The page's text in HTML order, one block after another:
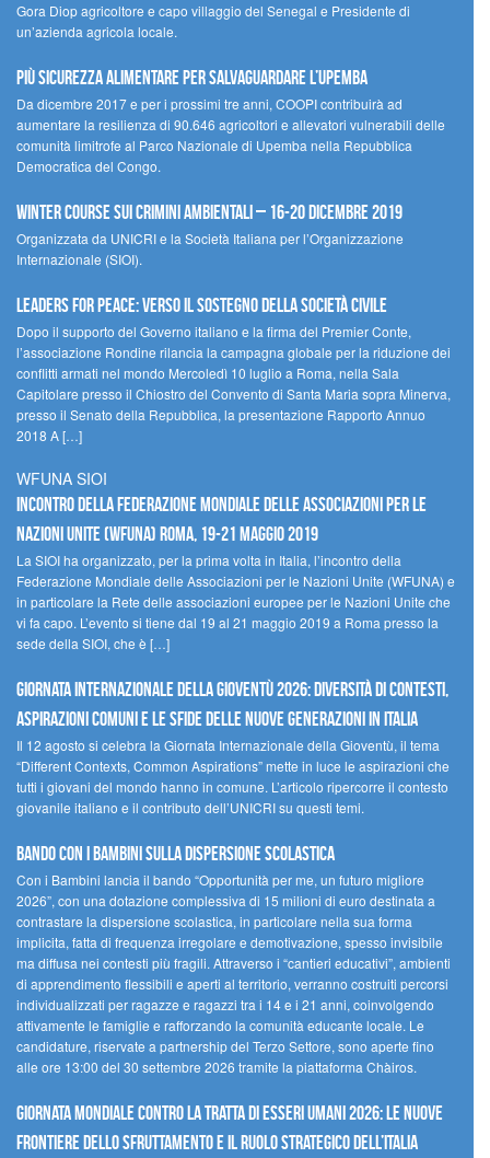
Gora Diop agricoltore e capo villaggio del Senegal e Presidente di
un’azienda agricola locale.
Più sicurezza alimentare per salvaguardare l’Upemba
Da dicembre 2017 e per i prossimi tre anni, COOPI contribuirà ad
aumentare la resilienza di 90.646 agricoltori e allevatori vulnerabili delle
comunità limitrofe al Parco Nazionale di Upemba nella Repubblica
Democratica del Congo.
Winter Course sui Crimini Ambientali – 16-20 Dicembre 2019
Organizzata da UNICRI e la Società Italiana per l’Organizzazione
Internazionale (SIOI).
Leaders for peace: verso il sostegno della società civile
Dopo il supporto del Governo italiano e la firma del Premier Conte,
l’associazione Rondine rilancia la campagna globale per la riduzione dei
conflitti armati nel mondo Mercoledì 10 luglio a Roma, nella Sala
Capitolare presso il Chiostro del Convento di Santa Maria sopra Minerva,
presso il Senato della Repubblica, la presentazione Rapporto Annuo
2018 A […]
WFUNA SIOI
Incontro della Federazione Mondiale delle Associazioni per le
Nazioni Unite (WFUNA) Roma, 19-21 maggio 2019
La SIOI ha organizzato, per la prima volta in Italia, l’incontro della
Federazione Mondiale delle Associazioni per le Nazioni Unite (WFUNA) e
in particolare la Rete delle associazioni europee per le Nazioni Unite che
vi fa capo. L’evento si tiene dal 19 al 21 maggio 2019 a Roma presso la
sede della SIOI, che è […]
GIORNATA INTERNAZIONALE DELLA GIOVENTÙ 2026: DIVERSITÀ DI CONTESTI,
ASPIRAZIONI COMUNI E LE SFIDE DELLE NUOVE GENERAZIONI IN ITALIA
Il 12 agosto si celebra la Giornata Internazionale della Gioventù, il tema
“Different Contexts, Common Aspirations” mette in luce le aspirazioni che
tutti i giovani del mondo hanno in comune. L’articolo ripercorre il contesto
giovanile italiano e il contributo dell’UNICRI su questi temi.
Bando Con i Bambini sulla dispersione scolastica
Con i Bambini lancia il bando “Opportunità per me, un futuro migliore
2026”, con una dotazione complessiva di 15 milioni di euro destinata a
contrastare la dispersione scolastica, in particolare nella sua forma
implicita, fatta di frequenza irregolare e demotivazione, spesso invisibile
ma diffusa nei contesti più fragili. Attraverso i “cantieri educativi”, ambienti
di apprendimento flessibili e aperti al territorio, verranno costruiti percorsi
individualizzati per ragazze e ragazzi tra i 14 e i 21 anni, coinvolgendo
attivamente le famiglie e rafforzando la comunità educante locale. Le
candidature, riservate a partnership del Terzo Settore, sono aperte fino
alle ore 13:00 del 30 settembre 2026 tramite la piattaforma Chàiros.
GIORNATA MONDIALE CONTRO LA TRATTA DI ESSERI UMANI 2026: LE NUOVE
FRONTIERE DELLO SFRUTTAMENTO E IL RUOLO STRATEGICO DELL’ITALIA